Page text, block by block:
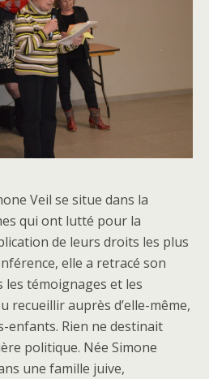
Veil se situe dans la
qui ont lutté pour la
de leurs droits les plus
elle a retracé son
les témoignages et les
recueillir auprès d’elle-même,
enfants. Rien ne destinait
politique. Née Simone
une famille juive,